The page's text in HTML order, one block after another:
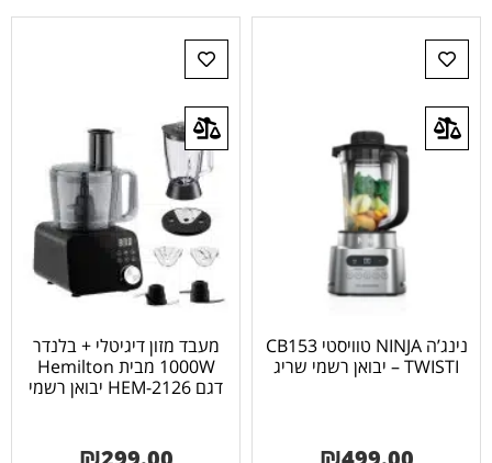
נינג’ה NINJA טוויסטי CB153
– TWISTI יבואן רשמי שריג
מעבד מזון דיגיטלי + בלנדר
1000W מבית Hemilton
דגם 2126-HEM יבואן רשמי